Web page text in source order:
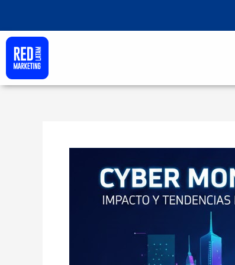
contenido